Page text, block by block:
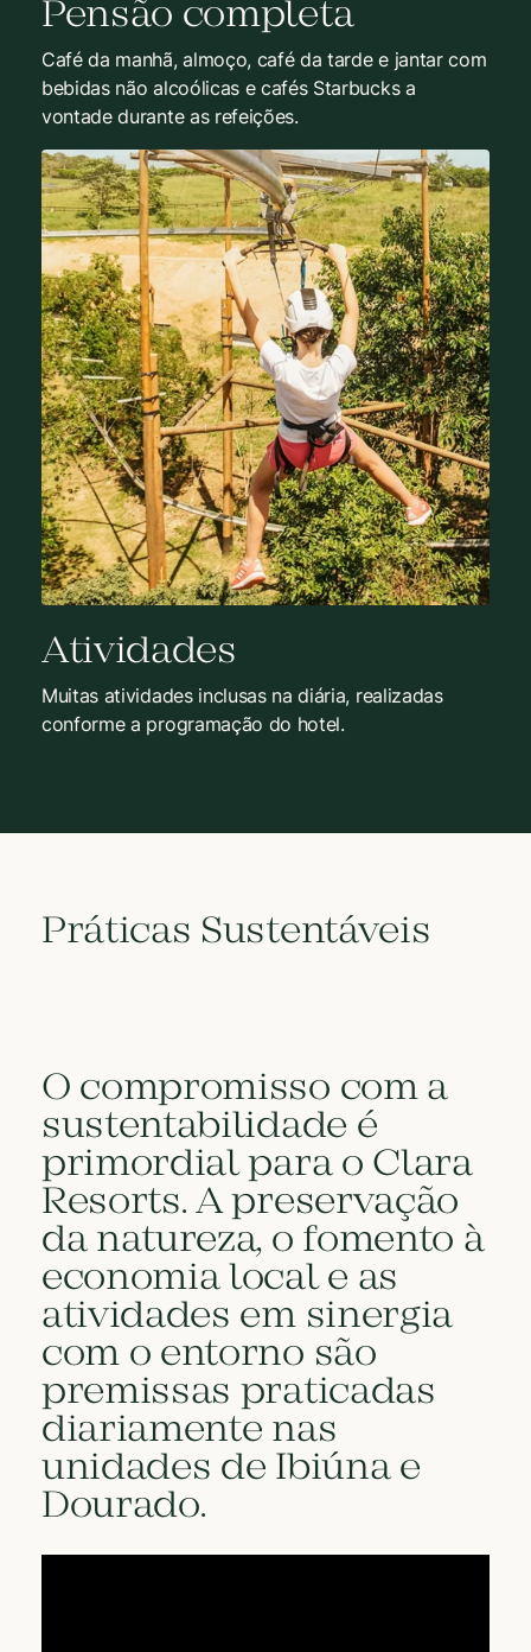
Pensão completa
Café da manhã, almoço, café da tarde e jantar com
bebidas não alcoólicas e cafés Starbucks a
vontade durante as refeições.
Atividades
Muitas atividades inclusas na diária, realizadas
conforme a programação do hotel.
Práticas Sustentáveis
O compromisso com a
sustentabilidade é
primordial para o Clara
Resorts. A preservação
da natureza, o fomento à
economia local e as
atividades em sinergia
com o entorno são
premissas praticadas
diariamente nas
unidades de Ibiúna e
Dourado.